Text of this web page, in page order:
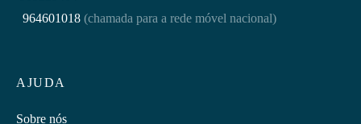
AJUDA
Sobre nós
964601018 (chamada para a rede móvel nacional)